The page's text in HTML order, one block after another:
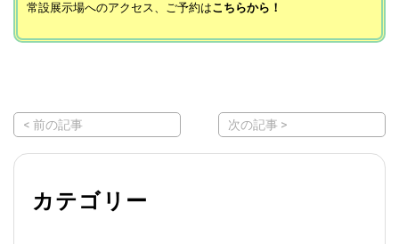
常設展示場へのアクセス、ご予約はこちらから！
< 前の記事 次の記事 >
カテゴリー